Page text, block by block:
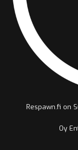
Respawn.fi on
Oy